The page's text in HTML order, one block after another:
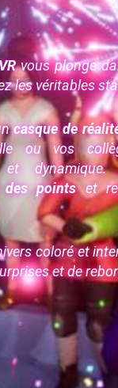
vous plonge
les véritables
casque de
ou vos
et
des pointset
coloré et
et de